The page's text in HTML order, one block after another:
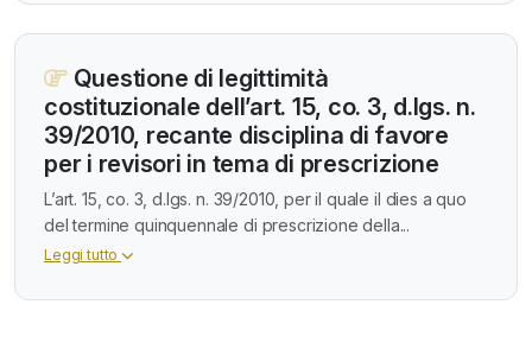
Questione di legittimità
costituzionale dell’art. 15, co. 3, d.lgs. n.
39/2010, recante disciplina di favore
per i revisori in tema di prescrizione
L’art. 15, co. 3, d.lgs. n. 39/2010, per il quale il dies a quo
del termine quinquennale di prescrizione della...
Leggi tutto